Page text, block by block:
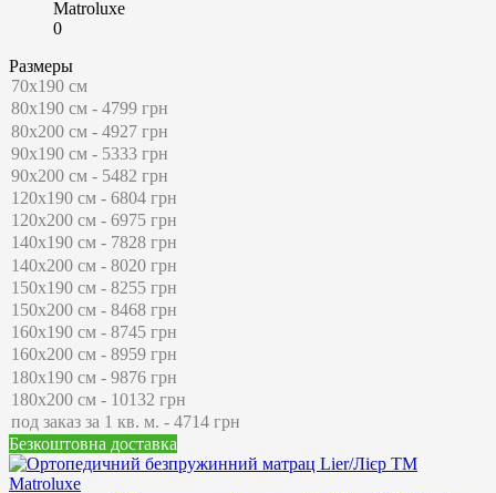
Matroluxe
0
Размеры
Безкоштовна доставка